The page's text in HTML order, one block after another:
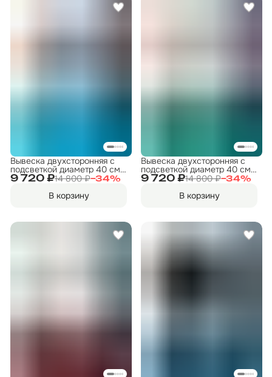
9 720 ₽14 800 ₽−34%
Вывеска двухсторонняя с
подсветкой диаметр 40 см.
"ФИТНЕС" 5
В корзину
9 720 ₽14 800 ₽−34%
Вывеска двухсторонняя с
подсветкой диаметр 40 см.
"ФИТНЕС" 3
В корзину